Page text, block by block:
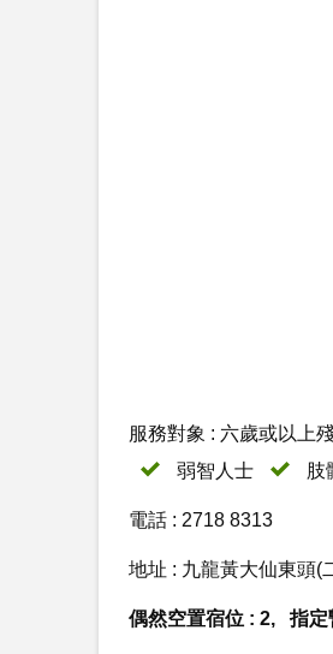
服務對象 : 六歲或以上
弱智人士
肢
電話 : 2718 8313
地址 : 九龍黃大仙東頭(
偶然空置宿位 : 2, 指定